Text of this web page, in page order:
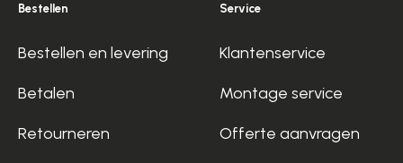
Bestellen
Bestellen en levering
Betalen
Retourneren
Service
Klantenservice
Montage service
Offerte aanvragen